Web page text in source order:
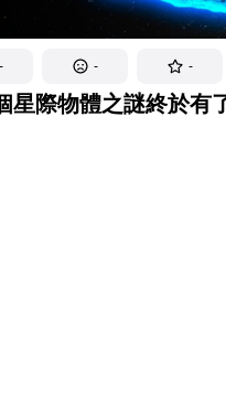
- - -
星際物體之謎終於有